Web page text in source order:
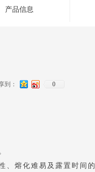
到： 0
、熔化难易及露置时间的
产品信息